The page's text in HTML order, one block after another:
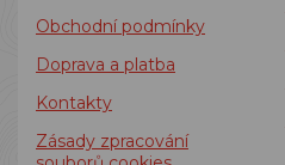
Obchodní podmínky
Doprava a platba
Kontakty
Zásady zpracování